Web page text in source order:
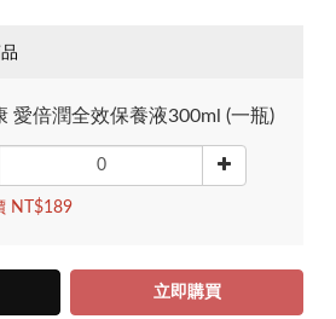
愛倍潤全效保養液300ml (一瓶)
NT$189
立即購買